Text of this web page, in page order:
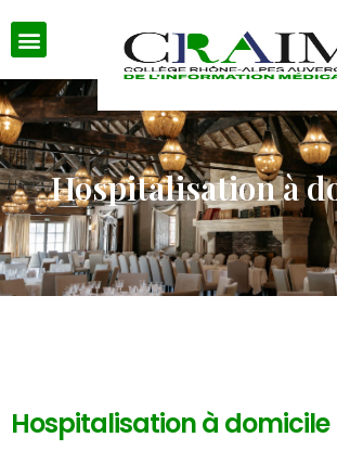
Hospitalisation à
Hospitalisation à domicile